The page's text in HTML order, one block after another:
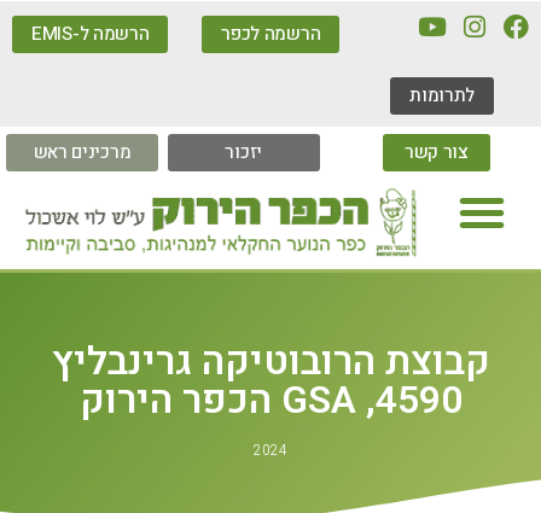
לתרומות
הרשמה לכפר הרשמה ל-EMIS
צור קשר יזכור מרכינים ראש
קבוצת הרובוטיקה גרינבליץ
4590, GSA הכפר הירוק
2024